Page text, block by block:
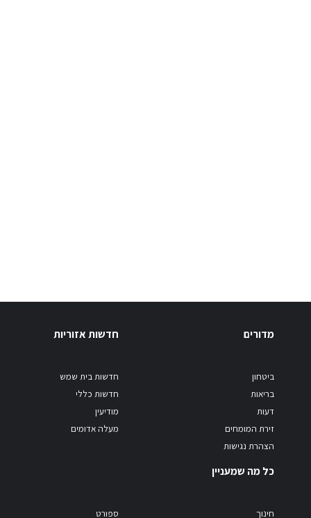
מדורים
ביטחון
בריאות
דעות
זירת המומחים
הצהרת נגישות
חדשות אזוריות
חדשות בית שמש
חדשות כללי
מודיעין
מעלה אדומים
כל מה שמעניין
חינוך ספורט